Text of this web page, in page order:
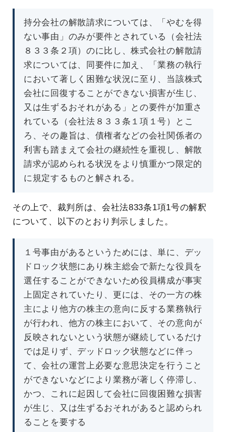
持分会社の解散請求については、「やむを得
ない事由」のみが要件とされている（会社法
８３３条２項）のに比し、株式会社の解散請
求については、同要件に加え、「業務の執行
において著しく困難な状況に至り、当該株式
会社に回復することができない損害が生じ、
又は生ずるおそれがある」との要件が加重さ
れている（会社法８３３条１項１号）とこ
ろ、その趣旨は、債権者などの会社関係者の
利害も踏まえて会社の継続性を重視し、解散
請求が認められる状況をより慎重かつ限定的
に規定するものと解される。
その上で、裁判所は、会社法833条1項1号の解釈
について、以下のとおり判示しました。
１号事由があるというためには、単に、デッ
ドロック状態にあり株主総会で新たな役員を
選任することができないため役員構成が事実
上固定されていたり、更には、その一方の株
主により他方の株主の意向に反する業務執行
が行われ、他方の株主において、その意向が
反映されないという状態が継続しているだけ
では足りず、デッドロック状態などに伴っ
て、会社の運営上必要な意思決定を行うこと
ができないなどにより業務が著しく停滞し、
かつ、これに起因して会社に回復困難な損害
が生じ、又は生ずるおそれがあると認められ
ることを要する